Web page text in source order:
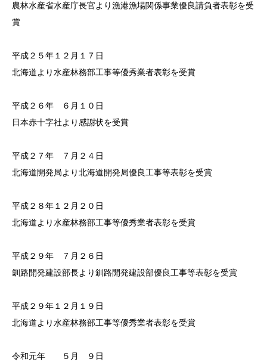
農林水産省水産庁長官より漁港漁場関係事業優良請負者表彰を受
賞
平成２５年１２月１７日
北海道より水産林務部工事等優秀業者表彰を受賞
平成２６年 ６月１０日
日本赤十字社より感謝状を受賞
平成２７年 ７月２４日
北海道開発局より北海道開発局優良工事等表彰を受賞
平成２８年１２月２０日
北海道より水産林務部工事等優秀業者表彰を受賞
平成２９年 ７月２６日
釧路開発建設部長より釧路開発建設部優良工事等表彰を受賞
平成２９年１２月１９日
北海道より水産林務部工事等優秀業者表彰を受賞
令和元年 ５月 ９日